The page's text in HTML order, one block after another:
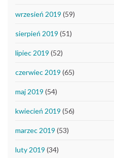
wrzesień 2019 (59)
sierpień 2019 (51)
lipiec 2019 (52)
czerwiec 2019 (65)
maj 2019 (54)
kwiecień 2019 (56)
marzec 2019 (53)
luty 2019 (34)